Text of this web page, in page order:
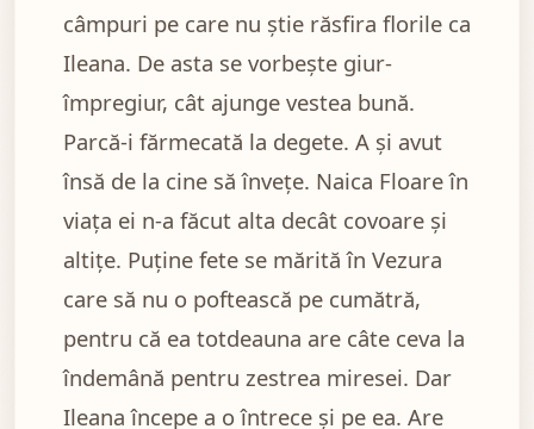
câmpuri pe care nu știe răsfira florile ca
Ileana. De asta se vorbește giur-
împregiur, cât ajunge vestea bună.
Parcă-i fărmecată la degete. A și avut
însă de la cine să învețe. Naica Floare în
viața ei n-a făcut alta decât covoare și
altițe. Puține fete se mărită în Vezura
care să nu o poftească pe cumătră,
pentru că ea totdeauna are câte ceva la
îndemână pentru zestrea miresei. Dar
Ileana începe a o întrece și pe ea. Are